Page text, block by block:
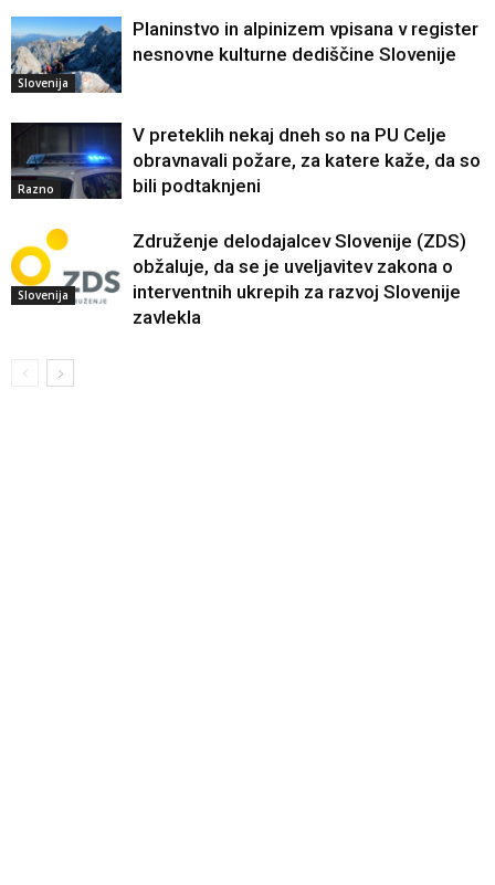
Slovenija
Planinstvo in alpinizem vpisana v register
nesnovne kulturne dediščine Slovenije
Razno
V preteklih nekaj dneh so na PU Celje
obravnavali požare, za katere kaže, da so
bili podtaknjeni
Slovenija
Združenje delodajalcev Slovenije (ZDS)
obžaluje, da se je uveljavitev zakona o
interventnih ukrepih za razvoj Slovenije
zavlekla